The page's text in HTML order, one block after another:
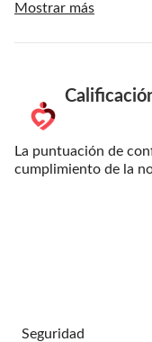
Mostrar más
La puntuación de
cumplimiento de la
Seguridad